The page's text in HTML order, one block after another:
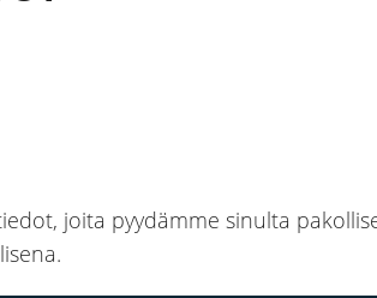
joita pyydämme sinulta